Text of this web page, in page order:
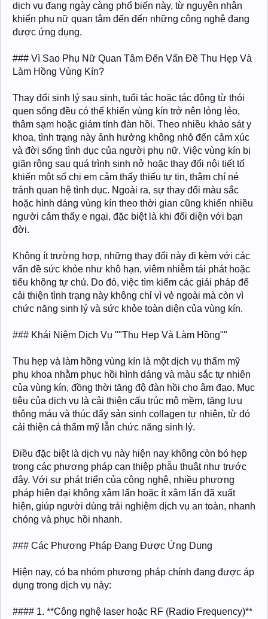
dịch vụ đang ngày càng phổ biến này, từ nguyên nhân
khiến phụ nữ quan tâm đến đến những công nghệ đang
được ứng dụng.
### Vì Sao Phụ Nữ Quan Tâm Đến Vấn Đề Thu Hẹp Và
Làm Hồng Vùng Kín?
Thay đổi sinh lý sau sinh, tuổi tác hoặc tác động từ thói
quen sống đều có thể khiến vùng kín trở nên lỏng lẻo,
thâm sạm hoặc giảm tính đàn hồi. Theo nhiều khảo sát y
khoa, tình trạng này ảnh hưởng không nhỏ đến cảm xúc
và đời sống tình dục của người phụ nữ. Việc vùng kín bị
giãn rộng sau quá trình sinh nở hoặc thay đổi nội tiết tố
khiến một số chị em cảm thấy thiếu tự tin, thậm chí né
tránh quan hệ tình dục. Ngoài ra, sự thay đổi màu sắc
hoặc hình dáng vùng kín theo thời gian cũng khiến nhiều
người cảm thấy e ngại, đặc biệt là khi đối diện với bạn
đời.
Không ít trường hợp, những thay đổi này đi kèm với các
vấn đề sức khỏe như khô hạn, viêm nhiễm tái phát hoặc
tiểu không tự chủ. Do đó, việc tìm kiếm các giải pháp để
cải thiện tình trạng này không chỉ vì vẻ ngoài mà còn vì
chức năng sinh lý và sức khỏe toàn diện của vùng kín.
### Khái Niệm Dịch Vụ ""Thu Hẹp Và Làm Hồng""
Thu hẹp và làm hồng vùng kín là một dịch vụ thẩm mỹ
phụ khoa nhằm phục hồi hình dáng và màu sắc tự nhiên
của vùng kín, đồng thời tăng độ đàn hồi cho âm đạo. Mục
tiêu của dịch vụ là cải thiện cấu trúc mô mềm, tăng lưu
thông máu và thúc đẩy sản sinh collagen tự nhiên, từ đó
cải thiện cả thẩm mỹ lẫn chức năng sinh lý.
Điều đặc biệt là dịch vụ này hiện nay không còn bó hẹp
trong các phương pháp can thiệp phẫu thuật như trước
đây. Với sự phát triển của công nghệ, nhiều phương
pháp hiện đại không xâm lấn hoặc ít xâm lấn đã xuất
hiện, giúp người dùng trải nghiệm dịch vụ an toàn, nhanh
chóng và phục hồi nhanh.
### Các Phương Pháp Đang Được Ứng Dụng
Hiện nay, có ba nhóm phương pháp chính đang được áp
dụng trong dịch vụ này:
#### 1. **Công nghệ laser hoặc RF (Radio Frequency)**